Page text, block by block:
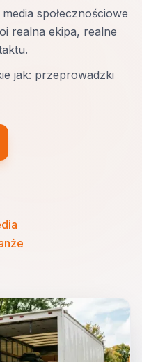
społecznościowe
realna ekipa, realne
jak: przeprowadzki